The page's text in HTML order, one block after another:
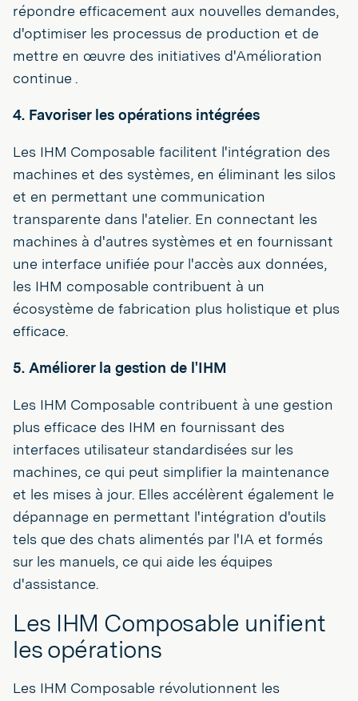
répondre efficacement aux nouvelles demandes,
d'optimiser les processus de production et de
mettre en œuvre des initiatives d'Amélioration
continue .
4. Favoriser les opérations intégrées
Les IHM Composable facilitent l'intégration des
machines et des systèmes, en éliminant les silos
et en permettant une communication
transparente dans l'atelier. En connectant les
machines à d'autres systèmes et en fournissant
une interface unifiée pour l'accès aux données,
les IHM composable contribuent à un
écosystème de fabrication plus holistique et plus
efficace.
5. Améliorer la gestion de l'IHM
Les IHM Composable contribuent à une gestion
plus efficace des IHM en fournissant des
interfaces utilisateur standardisées sur les
machines, ce qui peut simplifier la maintenance
et les mises à jour. Elles accélèrent également le
dépannage en permettant l'intégration d'outils
tels que des chats alimentés par l'IA et formés
sur les manuels, ce qui aide les équipes
d'assistance.
Les IHM Composable unifient
les opérations
Les IHM Composable révolutionnent les